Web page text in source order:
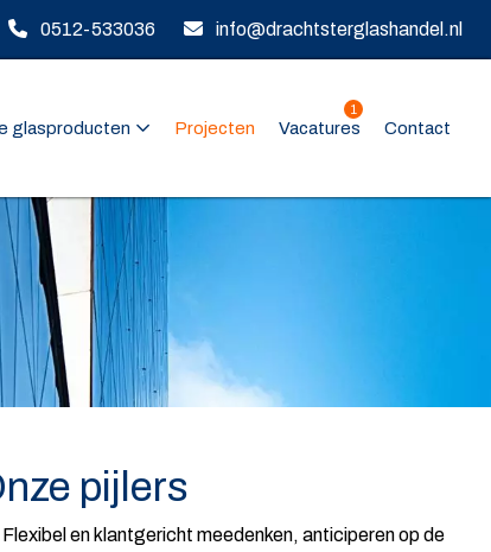
0512-533036 info@drachtsterglashandel.nl
glasproducten Projecten Vacatures
1
Contact
pijlers
Flexibel en klantgericht meedenken, anticiperen op de